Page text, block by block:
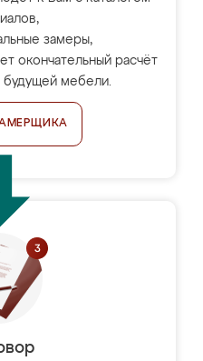
замеры,
окончательный расчёт
мебели.